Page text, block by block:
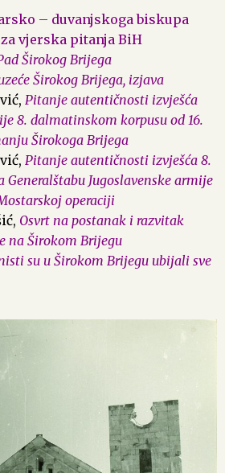
– duvanjskoga biskupa
vjerska pitanja BiH
Širokog Brijega
Širokog Brijega, izjava
Pitanje autentičnosti izvješća
8. dalmatinskom korpusu od 16.
Širokoga Brijega
Pitanje autentičnosti izvješća 8.
Jugoslavenske armije
operaciji
Osvrt na postanak i razvitak
na Širokom Brijegu
su u Širokom Brijegu ubijali sve